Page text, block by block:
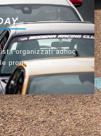
organizzati adhoc
prorie abilità.